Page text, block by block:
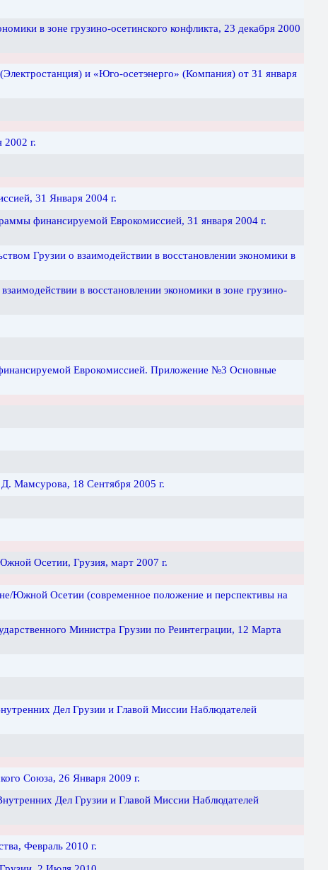
в зоне грузино-осетинского конфликта, 23 декабря 2000
и «Юго-осетэнерго» (Компания) от 31 января
г.
31 Января 2004 г.
финансируемой Еврокомиссией, 31 января 2004 г.
Грузии о взаимодействии в восстановлении экономики в
в восстановлении экономики в зоне грузино-
Еврокомиссией. Приложение №3 Основные
Мамсурова, 18 Сентября 2005 г.
Осетии, Грузия, март 2007 г.
Южной Осетии (современное положение и перспективы на
Министра Грузии по Реинтеграции, 12 Марта
Дел Грузии и Главой Миссии Наблюдателей
Союза, 26 Января 2009 г.
Дел Грузии и Главой Миссии Наблюдателей
Февраль 2010 г.